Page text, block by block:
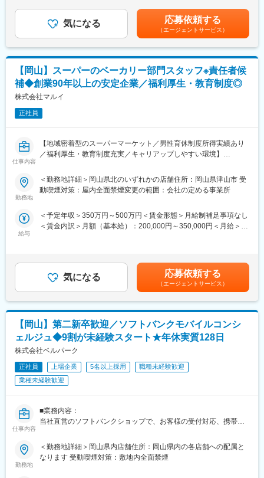
変更の範囲：会社の定める業務
・作業工程の計画・立案・指示・統括
・商品仕入・発注システム操作・専用システム操作・Excel表等の
操作、関数計算
※ゆくゆくは主任・チーフ・MGとしてご活躍頂ければと考えてお
ります。
■当社の人材育成制度：
「マルイアカデミー」を設立し、社員の教育、資格取得を後押し
しています。店舗における様々なスキル向上のための各種研修が
1931年2月、津山市元魚町14番地にマルイ食料品店として創業。
西日本エリアの食料品店では最も早くセルフサービス方式を導入
設立。現在は岡山県、鳥取県、島根県で食品スーパーマーケット
を展開しています。2020年からは本格的にデジタルトランスフォ
からお客様に最適な商品提案を実現しています。
今後も、新たなサービスや商品を創造し、変革し、地域の皆様の
変更の範囲：会社の定める業務
賃金はあくまでも目安の金額であり、選考を通じて上下する可能
性があります。月給(月額)は固定手当を含めた表記です。
気になる 応募依頼する
（エージェントサービス）
【岡山】スーパーのベーカリー部門スタッフ※責任者候
補◆創業90年以上の安定企業／福利厚生・教育制度◎
株式会社マルイ
正社員
仕事内容
【地域密着型のスーパーマーケット／男性育休制度所得実績あり
／福利厚生・教育制度充実／キャリアップしやすい環境】
当社は地域の食のライフラインを支えるスーパーマーケットとし
て、岡山・鳥取・島根で店舗展開をしております。現在食品スー
■業務内容：
・作業工程の計画・立案・指示・統括
・商品仕入・発注システム操作・専用システム操作・Excel表等の
操作、関数計算
※ゆくゆくは主任・チーフ・MGとしてご活躍頂ければと考えてお
ります。
■当社の人材育成制度：
「マルイアカデミー」を設立し、社員の教育、資格取得を後押し
しています。店舗における様々なスキル向上のための各種研修が
充実しており、入社から10年後のキャリア形成を計画します。
■当社の特徴：
西日本エリアの食料品店では最も早くセルフサービス方式を導入
したスーパーマーケットです。1958年8月には株式会社マルイを
ーメーション（以下、DX）への取組みを開始しました。フルセル
フレジの導入、デジタル販促の強化、お客様1人ひとりの購買実績
勤務地
＜勤務地詳細＞岡山県北のいずれかの店舗住所：岡山県津山市 受
動喫煙対策：屋内全面禁煙変更の範囲：会社の定める事業所
給与
＜予定年収＞350万円～500万円＜賃金形態＞月給制補足事項なし
＜賃金内訳＞月額（基本給）：200,000円～350,000円＜月給＞
賃金はあくまでも目安の金額であり、選考を通じて上下する可能
性があります。月給(月額)は固定手当を含めた表記です。
気になる 応募依頼する
（エージェントサービス）
【岡山】第二新卒歓迎／ソフトバンクモバイルコンシ
ェルジュ◆9割が未経験スタート★年休実質128日
株式会社ベルパーク
正社員 上場企業 5名以上採用
職種未経験歓迎
業種未経験歓迎
仕事内容
■業務内容：
当社直営のソフトバンクショップで、お客様の受付対応、携帯電
します。
◇受付対応
勤務地
＜勤務地詳細＞岡山県内店舗住所：岡山県内の各店舗への配属と
なります 受動喫煙対策：敷地内全面禁煙